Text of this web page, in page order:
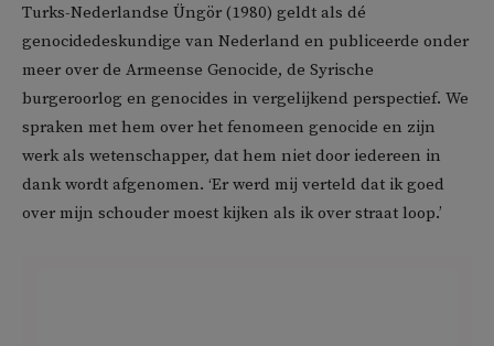
Turks-Nederlandse Üngör (1980) geldt als dé
genocidedeskundige van Nederland en publiceerde onder
meer over de Armeense Genocide, de Syrische
burgeroorlog en genocides in vergelijkend perspectief. We
spraken met hem over het fenomeen genocide en zijn
werk als wetenschapper, dat hem niet door iedereen in
dank wordt afgenomen. ‘Er werd mij verteld dat ik goed
over mijn schouder moest kijken als ik over straat loop.’